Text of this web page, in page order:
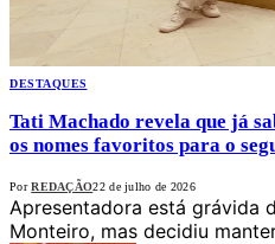
DESTAQUES
Tati Machado revela que já
os nomes favoritos para o
Por REDAÇÃO22 de julho de 2026
Apresentadora está grávida
Monteiro, mas decidiu